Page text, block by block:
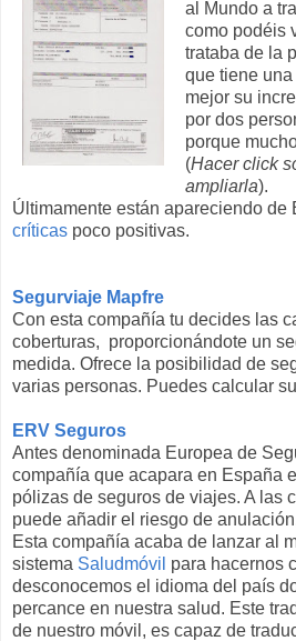
al Mundo a
como podéis
trataba de la
que tiene
mejor su
por dos
porque
(Hacer click
ampliarla).
Últimamente están apareciendo de
críticas poco positivas.
Segurviaje Mapfre
Con esta compañía tu decides las
coberturas, proporcionándote un
medida. Ofrece la posibilidad de
varias personas. Puedes calcular
ERV Seguros
Antes denominada Europea de
compañía que acapara en España
pólizas de seguros de viajes. A las
puede añadir el riesgo de
Esta compañía acaba de lanzar al
sistema Saludmóvil para hacernos
desconocemos el idioma del país
percance en nuestra salud. Este
de nuestro móvil, es capaz de